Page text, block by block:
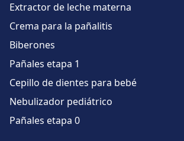
Extractor de leche materna
Crema para la pañalitis
Biberones
Pañales etapa 1
Cepillo de dientes para bebé
Nebulizador pediátrico
Pañales etapa 0